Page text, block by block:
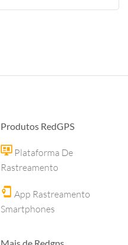
Produtos RedGPS
Plataforma De
Rastreamento
App Rastreamento
Smartphones